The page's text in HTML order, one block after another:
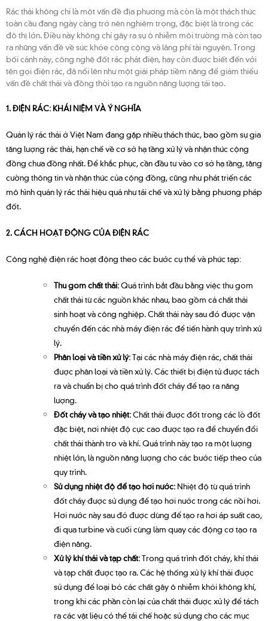
Rác thải không chỉ là một vấn đề địa phương mà còn là một thách thức
toàn cầu đang ngày càng trở nên nghiêm trọng, đặc biệt là trong các
đô thị lớn. Điều này không chỉ gây ra sự ô nhiễm môi trường mà còn tạo
ra những vấn đề về sức khỏe công cộng và lãng phí tài nguyên. Trong
bối cảnh này, công nghệ đốt rác phát điện, hay còn được biết đến với
tên gọi điện rác, đã nổi lên như một giải pháp tiềm năng để giảm thiểu
vấn đề chất thải và đồng thời tạo ra nguồn năng lượng tái tạo.
1. ĐIỆN RÁC: KHÁI NIỆM VÀ Ý NGHĨA
Quản lý rác thải ở Việt Nam đang gặp nhiều thách thức, bao gồm sự gia
tăng lượng rác thải, hạn chế về cơ sở hạ tầng xử lý và nhận thức cộng
đồng chưa đồng nhất. Để khắc phục, cần đầu tư vào cơ sở hạ tầng, tăng
cường thông tin và nhận thức của cộng đồng, cũng như phát triển các
mô hình quản lý rác thải hiệu quả như tái chế và xử lý bằng phương pháp
đốt.
2. CÁCH HOẠT ĐỘNG CỦA ĐIỆN RÁC
Công nghệ điện rác hoạt động theo các bước cụ thể và phức tạp:
Thu gom chất thải:Quá trình bắt đầu bằng việc thu gom
chất thải từ các nguồn khác nhau, bao gồm cả chất thải
sinh hoạt và công nghiệp. Chất thải này sau đó được vận
chuyển đến các nhà máy điện rác để tiến hành quy trình xử
lý.
Phân loại và tiền xử lý:Tại các nhà máy điện rác, chất thải
được phân loại và tiền xử lý. Các thiết bị điện tử được tách
ra và chuẩn bị cho quá trình đốt cháy để tạo ra năng
lượng.
Đốt cháy và tạo nhiệt:Chất thải được đốt trong các lò đốt
đặc biệt, nơi nhiệt độ cực cao được tạo ra để chuyển đổi
chất thải thành tro và khí. Quá trình này tạo ra một lượng
nhiệt lớn, là nguồn năng lượng cho các bước tiếp theo của
quy trình.
Sử dụng nhiệt độ để tạo hơi nước: Nhiệt độ từ quá trình
đốt cháy được sử dụng để tạo hơi nước trong các nồi hơi.
Hơi nước này sau đó được dùng để tạo ra hơi áp suất cao,
đi qua turbine và cuối cùng làm quay các động cơ tạo ra
điện năng.
Xử lý khí thải và tạp chất:Trong quá trình đốt cháy, khí thải
và tạp chất được tạo ra. Các hệ thống xử lý khí thải được
sử dụng để loại bỏ các chất gây ô nhiễm khỏi không khí,
trong khi các phần còn lại của chất thải được xử lý để tách
ra các vật liệu có thể tái chế hoặc sử dụng cho các mục